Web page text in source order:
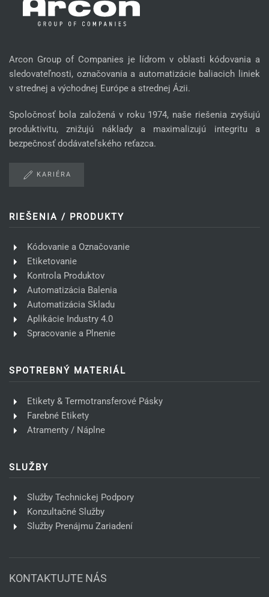
Arcon Group of Companies je lídrom v oblasti kódovania a
sledovateľnosti, označovania a automatizácie baliacich liniek
v strednej a východnej Európe a strednej Ázii.
Spoločnosť bola založená v roku 1974, naše riešenia zvyšujú
produktivitu, znižujú náklady a maximalizujú integritu a
bezpečnosť dodávateľského reťazca.
KARIÉRA
RIEŠENIA / PRODUKTY
Kódovanie a Označovanie
Etiketovanie
Kontrola Produktov
Automatizácia Balenia
Automatizácia Skladu
Aplikácie Industry 4.0
Spracovanie a Plnenie
SPOTREBNÝ MATERIÁL
Etikety & Termotransferové Pásky
Farebné Etikety
Atramenty / Náplne
SLUŽBY
Služby Technickej Podpory
Konzultačné Služby
Služby Prenájmu Zariadení
KONTAKTUJTE NÁS